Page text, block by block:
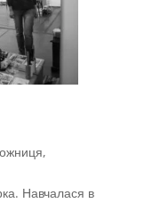
Навчалася в